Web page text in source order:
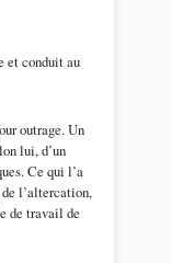
et conduit au
outrage. Un
lui, d’un
Ce qui l’a
l’altercation,
de travail de